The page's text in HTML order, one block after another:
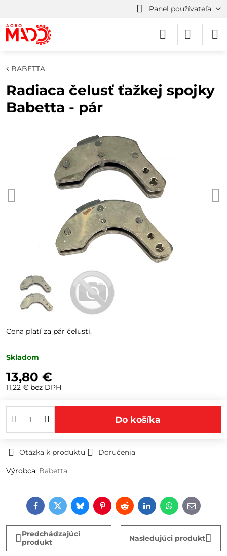
Panel používateľa
BABETTA
Radiaca čelusť ťažkej spojky
Babetta - pár
Cena platí za pár čelustí.
Skladom
13,80 €
11,22 € bez DPH
Do košíka
Otázka k produktu
Doručenia
Výrobca: Babetta
FacebookTwitterBlueskyPinterestRedditLinkedInWhatsApp
E-
mail
Predchádzajúci
produkt
Nasledujúci produkt